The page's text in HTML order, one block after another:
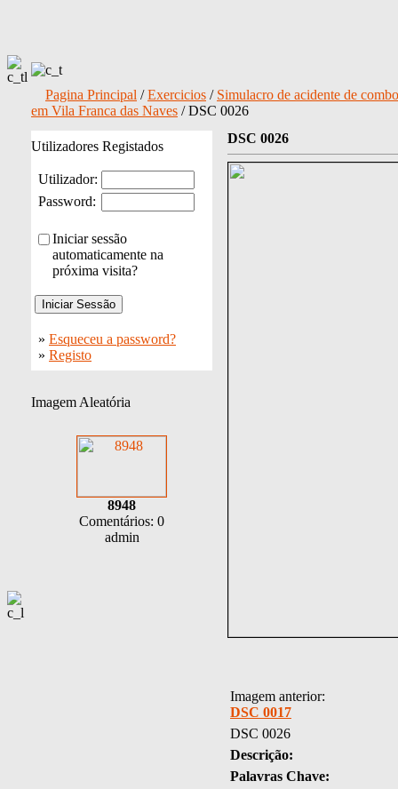
Pagina Principal /Exercicios / Simulacro de acidente de
em Vila Franca das Naves / DSC 0026
Utilizadores Registados
Utilizador:
Password:
Iniciar sessão
automaticamente na
próxima visita?
» Esqueceu a password?
» Registo
Imagem Aleatória
8948
Comentários: 0
admin
DSC 0026
Imagem anterior:
DSC 0017
DSC 0026
Descrição:
Palavras Chave: